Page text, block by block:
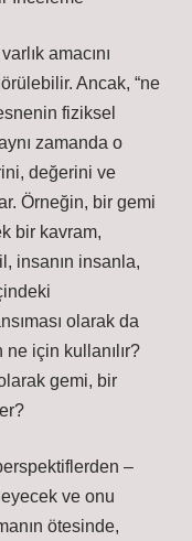
amacını
Ancak, “ne
fiziksel
zamanda o
değerini ve
Örneğin, bir gemi
bir kavram,
insanın insanla,
olarak da
için kullanılır?
gemi, bir
–
ve onu
ötesinde,